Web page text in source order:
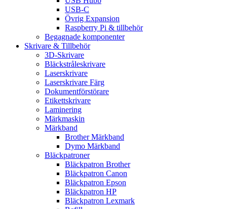
USB-C
Övrig Expansion
Raspberry Pi & tillbehör
Begagnade komponenter
Skrivare & Tillbehör
3D-Skrivare
Bläckstråleskrivare
Laserskrivare
Laserskrivare Färg
Dokumentförstörare
Etikettskrivare
Laminering
Märkmaskin
Märkband
Brother Märkband
Dymo Märkband
Bläckpatroner
Bläckpatron Brother
Bläckpatron Canon
Bläckpatron Epson
Bläckpatron HP
Bläckpatron Lexmark